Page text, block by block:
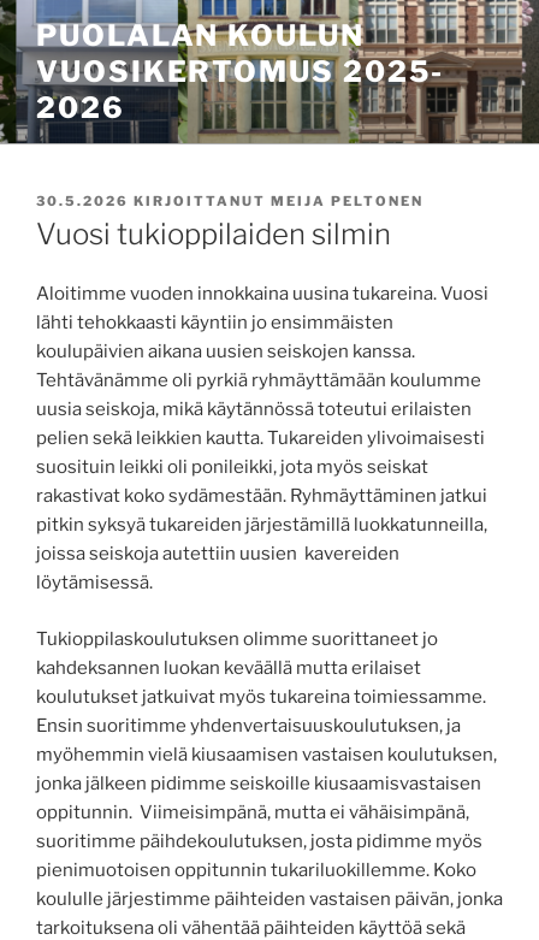
Siirry
sisältöönPUOLALAN KOULUN
VUOSIKERTOMUS 2025-
2026
JULKAISTU
30.5.2026 KIRJOITTANUT MEIJA PELTONEN
Vuosi tukioppilaiden silmin
Aloitimme vuoden innokkaina uusina tukareina. Vuosi
lähti tehokkaasti käyntiin jo ensimmäisten
koulupäivien aikana uusien seiskojen kanssa.
Tehtävänämme oli pyrkiä ryhmäyttämään koulumme
uusia seiskoja, mikä käytännössä toteutui erilaisten
pelien sekä leikkien kautta. Tukareiden ylivoimaisesti
suosituin leikki oli ponileikki, jota myös seiskat
rakastivat koko sydämestään. Ryhmäyttäminen jatkui
pitkin syksyä tukareiden järjestämillä luokkatunneilla,
joissa seiskoja autettiin uusien kavereiden
löytämisessä.
Tukioppilaskoulutuksen olimme suorittaneet jo
kahdeksannen luokan keväällä mutta erilaiset
koulutukset jatkuivat myös tukareina toimiessamme.
Ensin suoritimme yhdenvertaisuuskoulutuksen, ja
myöhemmin vielä kiusaamisen vastaisen koulutuksen,
jonka jälkeen pidimme seiskoille kiusaamisvastaisen
oppitunnin. Viimeisimpänä, mutta ei vähäisimpänä,
suoritimme päihdekoulutuksen, josta pidimme myös
pienimuotoisen oppitunnin tukariluokillemme. Koko
koululle järjestimme päihteiden vastaisen päivän, jonka
tarkoituksena oli vähentää päihteiden käyttöä sekä